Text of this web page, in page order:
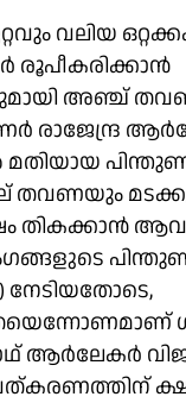
വലിയ
രൂപീകരിക്കാന്‍
അഞ്ച്
രാജേന്ദ്ര
പിന്തുണ
തവണയും
തികക്കാന്‍
പിന്തുണ
നേടിയതോടെ,
ആര്‍ലേകര്‍